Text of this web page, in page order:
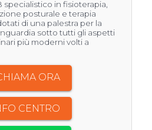
specialistico in fisioterapia,
posturale e terapia
di una palestra per la
sotto tutti gli aspetti
più moderni volti a
ORA
CENTRO